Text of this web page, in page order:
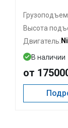
Высота
Двигатель:
В наличии
от